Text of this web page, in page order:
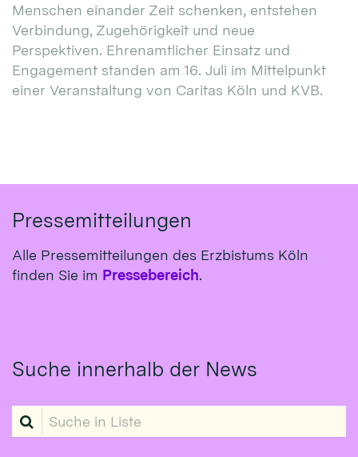
Menschen einander Zeit schenken, entstehen
Verbindung, Zugehörigkeit und neue
Perspektiven. Ehrenamtlicher Einsatz und
Engagement standen am 16. Juli im Mittelpunkt
einer Veranstaltung von Caritas Köln und KVB.
Pressemitteilungen
Alle Pressemitteilungen des Erzbistums Köln
finden Sie im Pressebereich.
Suche innerhalb der News
Suche in Liste